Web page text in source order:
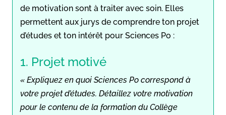
de motivation sont à traiter avec soin. Elles
permettent aux jurys de comprendre ton projet
d’études et ton intérêt pour Sciences Po :
1. Projet motivé
« Expliquez en quoi Sciences Po correspond à
votre projet d’études. Détaillez votre motivation
pour le contenu de la formation du Collège